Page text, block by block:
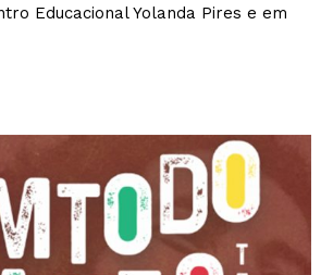
Educacional Yolanda Pires e em